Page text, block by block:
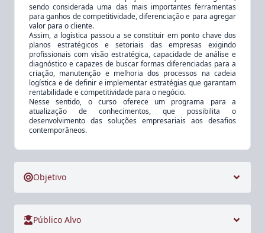
sendo considerada uma das mais importantes ferramentas
para ganhos de competitividade, diferenciação e para agregar
valor para o cliente.
Assim, a logística passou a se constituir em ponto chave dos
planos estratégicos e setoriais das empresas exigindo
profissionais com visão estratégica, capacidade de análise e
diagnóstico e capazes de buscar formas diferenciadas para a
criação, manutenção e melhoria dos processos na cadeia
logística e de definir e implementar estratégias que garantam
rentabilidade e competitividade para o negócio.
Nesse sentido, o curso oferece um programa para a
atualização de conhecimentos, que possibilita o
desenvolvimento das soluções empresariais aos desafios
contemporâneos.
Objetivo
Público Alvo